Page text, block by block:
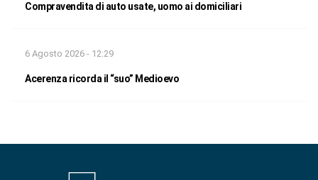
Compravendita di auto usate, uomo ai domiciliari
6 Agosto 2026 - 12:29
Acerenza ricorda il “suo” Medioevo